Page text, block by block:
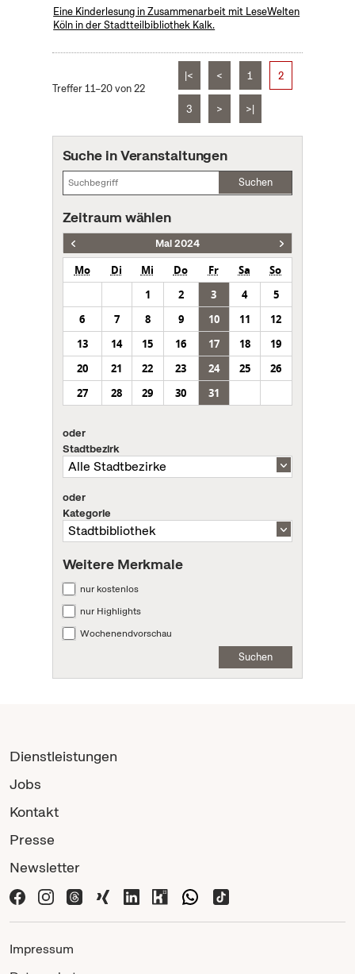
Eine Kinderlesung in Zusammenarbeit mit LeseWelten
Köln in der Stadtteilbibliothek Kalk.
Treffer 11–20 von 22
|< < 1 2
3 > >|
Suche in Veranstaltungen
Suchen
Zeitraum wählen
Mai 2024
Mo Di Mi Do Fr Sa
So
1
2 3 4
5
6
7 8 9 10 11
12
13
14 15 16 17 18
19
20
21 22 23 24 25
26
27
28 29 30 31
oder
Stadtbezirk
oder
Kategorie
Weitere Merkmale
nur kostenlos
nur Highlights
Wochenendvorschau
Suchen
Dienstleistungen
Jobs
Kontakt
Presse
Newsletter
Impressum